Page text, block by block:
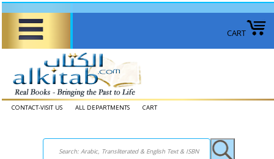
CART
CONTACT-VISIT US ALL DEPARTMENTS CART